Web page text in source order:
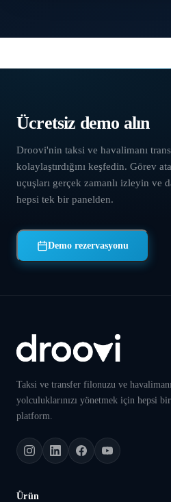
Ücretsiz demo alın
Droovi'nin taksi ve havalimanı
kolaylaştırdığını keşfedin. Görev
uçuşları gerçek zamanlı izleyin ve
hepsi tek bir panelden.
Demo rezervasyonu
Taksi ve transfer filonuzu ve havalimanı
yolculuklarınızı yönetmek için hepsi
platform.
Ürün